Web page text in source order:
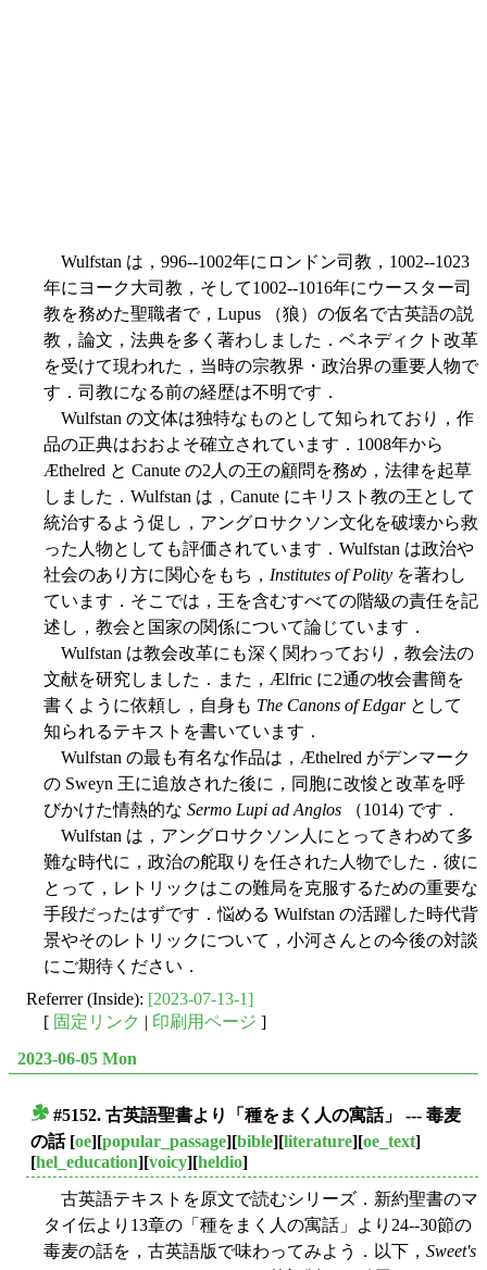
Wulfstan は，996--1002年にロンドン司教，1002--1023
年にヨーク大司教，そして1002--1016年にウースター司
教を務めた聖職者で，Lupus （狼）の仮名で古英語の説
教，論文，法典を多く著わしました．ベネディクト改革
を受けて現われた，当時の宗教界・政治界の重要人物で
す．司教になる前の経歴は不明です．
Wulfstan の文体は独特なものとして知られており，作
品の正典はおおよそ確立されています．1008年から
Æthelred と Canute の2人の王の顧問を務め，法律を起草
しました．Wulfstan は，Canute にキリスト教の王として
統治するよう促し，アングロサクソン文化を破壊から救
った人物としても評価されています．Wulfstan は政治や
社会のあり方に関心をもち， Institutes of Polity を著わし
ています．そこでは，王を含むすべての階級の責任を記
述し，教会と国家の関係について論じています．
Wulfstan は教会改革にも深く関わっており，教会法の
文献を研究しました．また，Ælfric に2通の牧会書簡を
書くように依頼し，自身も The Canons of Edgarとして
知られるテキストを書いています．
Wulfstan の最も有名な作品は，Æthelred がデンマーク
の Sweyn 王に追放された後に，同胞に改悛と改革を呼
びかけた情熱的な Sermo Lupi ad Anglos （1014) です．
Wulfstan は，アングロサクソン人にとってきわめて多
難な時代に，政治の舵取りを任された人物でした．彼に
とって，レトリックはこの難局を克服するための重要な
手段だったはずです．悩める Wulfstan の活躍した時代背
景やそのレトリックについて，小河さんとの今後の対談
にご期待ください．
Referrer (Inside): [2023-07-13-1]
[ 固定リンク | 印刷用ページ ]
2023-06-05 Mon
#5152. 古英語聖書より「種をまく人の寓話」 --- 毒麦
の話[oe][popular_passage][bible][literature][oe_text]
[hel_education][voicy][heldio]
古英語テキストを原文で読むシリーズ．新約聖書のマ
タイ伝より13章の「種をまく人の寓話」より24--30節の
毒麦の話を，古英語版で味わってみよう．以下， Sweet's